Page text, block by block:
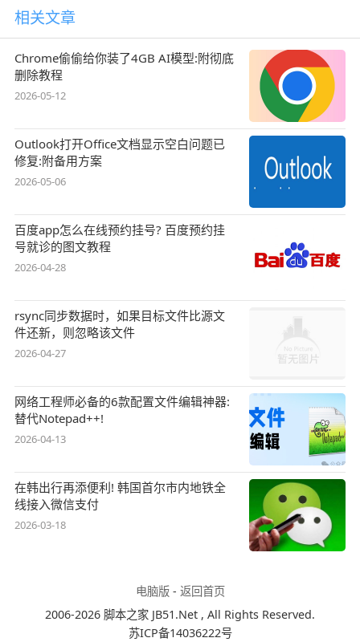
相关文章
Chrome偷偷给你装了4GB AI模型:附彻底
删除教程
2026-05-12
Outlook打开Office文档显示空白问题已
修复:附备用方案
2026-05-06
百度app怎么在线预约挂号? 百度预约挂
号就诊的图文教程
2026-04-28
rsync同步数据时，如果目标文件比源文
件还新，则忽略该文件
2026-04-27
网络工程师必备的6款配置文件编辑神器:
替代Notepad++!
2026-04-13
在韩出行再添便利! 韩国首尔市内地铁全
线接入微信支付
2026-03-18
电脑版- 返回首页
2006-2026 脚本之家 JB51.Net , All Rights Reserved.
苏ICP备14036222号